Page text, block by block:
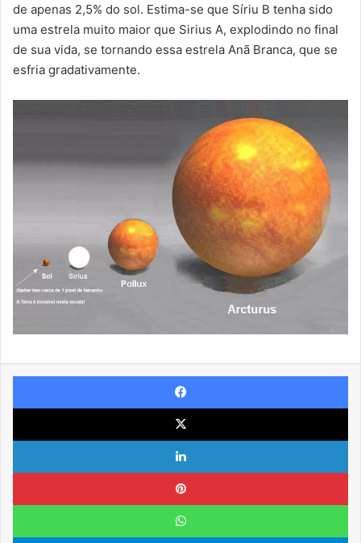
de apenas 2,5% do sol. Estima-se que Síriu B tenha sido
uma estrela muito maior que Sirius A, explodindo no final
de sua vida, se tornando essa estrela Anã Branca, que se
esfria gradativamente.